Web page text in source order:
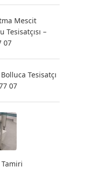
Mescit
Tesisatçısı –
07
Tesisatçı
07